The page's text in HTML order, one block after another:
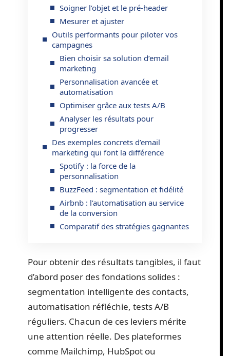
Soigner l’objet et le pré-header
Mesurer et ajuster
Outils performants pour piloter vos
campagnes
Bien choisir sa solution d’email
marketing
Personnalisation avancée et
automatisation
Optimiser grâce aux tests A/B
Analyser les résultats pour
progresser
Des exemples concrets d’email
marketing qui font la différence
Spotify : la force de la
personnalisation
BuzzFeed : segmentation et fidélité
Airbnb : l’automatisation au service
de la conversion
Comparatif des stratégies gagnantes
Pour obtenir des résultats tangibles, il faut
d’abord poser des fondations solides :
segmentation intelligente des contacts,
automatisation réfléchie, tests A/B
réguliers. Chacun de ces leviers mérite
une attention réelle. Des plateformes
comme Mailchimp, HubSpot ou